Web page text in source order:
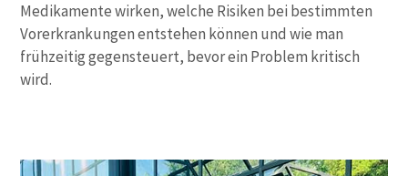
Medikamente wirken, welche Risiken bei bestimmten
Vorerkrankungen entstehen können und wie man
frühzeitig gegensteuert, bevor ein Problem kritisch
wird.